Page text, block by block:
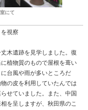
にて
視察
木遺跡を見学しました。復
植物質のもので屋根を葺い
台風や雨が多いところだ
の皮を利用していたんでは
せていました。また、中国
を呈しますが、秋田県のこ